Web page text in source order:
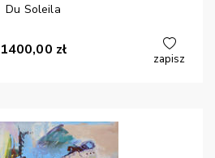
Du Soleila
1400,00 zł
zapisz